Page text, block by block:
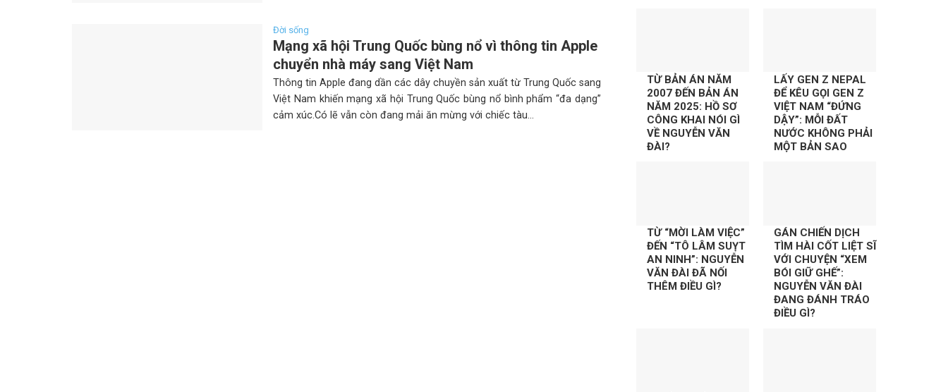
Đời sống
Mạng xã hội Trung Quốc bùng nổ vì thông tin Apple
chuyển nhà máy sang Việt Nam
Thông tin Apple đang dần các dây chuyền sản xuất từ Trung Quốc sang
Việt Nam khiến mạng xã hội Trung Quốc bùng nổ bình phẩm “đa dạng”
cảm xúc.Có lẽ vẫn còn đang mải ăn mừng với chiếc tàu...
TỪ BẢN ÁN NĂM
2007 ĐẾN BẢN ÁN
NĂM 2025: HỒ SƠ
CÔNG KHAI NÓI GÌ
VỀ NGUYỄN VĂN
ĐÀI?
LẤY GEN Z NEPAL
ĐỂ KÊU GỌI GEN Z
VIỆT NAM “ĐỨNG
DẬY”: MỖI ĐẤT
NƯỚC KHÔNG PHẢI
MỘT BẢN SAO
TỪ “MỜI LÀM VIỆC”
ĐẾN “TÔ LÂM SUỴT
AN NINH”: NGUYỄN
VĂN ĐÀI ĐÃ NỐI
THÊM ĐIỀU GÌ?
GÁN CHIẾN DỊCH
TÌM HÀI CỐT LIỆT SĨ
VỚI CHUYỆN “XEM
BÓI GIỮ GHẾ”:
NGUYỄN VĂN ĐÀI
ĐANG ĐÁNH TRÁO
ĐIỀU GÌ?